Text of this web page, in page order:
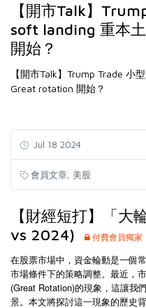
【開市Talk】
soft landing 重本
開始？
【開市Talk】Trump Trade 小
Great rotation 開始？
Jul 18 2024
會員文章 美股
【財經短打】「
vs 2024)
付費會員獨家
在股票市場中，資金輪動是一個
市場條件下的策略調整。最近，
(Great Rotation)的現象，這讓我
景。本文將探討這一現象的歷史